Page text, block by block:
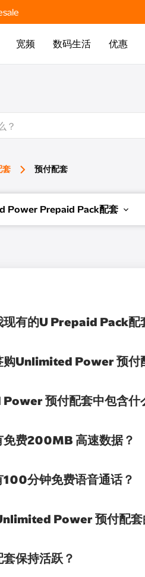
宽频 数码生活 优惠
套 预付配套
Power Prepaid Pack配套
现有的U Prepaid Pack
购Unlimited Power 预付
预付配套中包含什
免费200MB 高速数据？
100分钟免费语音通话？
Power 预付配套
保持活跃？